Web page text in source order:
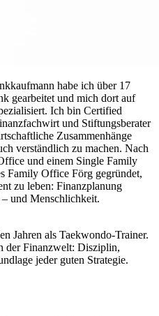
habe ich über 17
gearbeitet und mich dort auf
Ich bin Certified
und Stiftungsberater
Zusammenhänge
verständlich zu machen. Nach
und einem Single Family
Family Office Förg gegründet,
zu leben: Finanzplanung
und Menschlichkeit.
Jahren als Taekwondo-Trainer.
der Finanzwelt: Disziplin,
jeder guten Strategie.